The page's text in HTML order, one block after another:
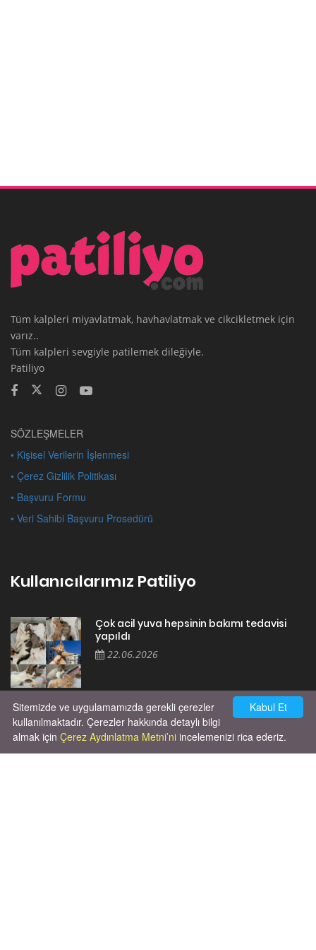
Tüm kalpleri miyavlatmak, havhavlatmak ve cikcikletmek için
varız..
Tüm kalpleri sevgiyle patilemek dileğiyle.
Patiliyo
SÖZLEŞMELER
• Kişisel Verilerin İşlenmesi
• Çerez Gizlilik Politikası
• Başvuru Formu
• Veri Sahibi Başvuru Prosedürü
Kullanıcılarımız Patiliyo
Çok acil yuva hepsinin bakımı tedavisi
yapıldı
22.06.2026
Cok huysal asla tırmalama huyu yok yeni
kısırlastırdım tuvalet egitimi de var
kumundan baska yere ya...
02.03.2026
Kabul Et
Sitemizde ve uygulamamızda gerekli çerezler
kullanılmaktadır. Çerezler hakkında detaylı bilgi
almak için Çerez Aydınlatma Metni’ni incelemenizi rica ederiz.